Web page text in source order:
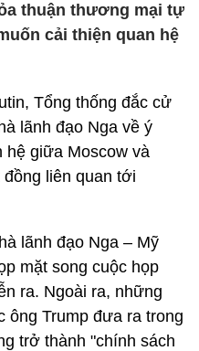
thuận thương mại tự
cải thiện quan hệ
Tổng thống đắc cử
lãnh đạo Nga về ý
hệ giữa Moscow và
liên quan tới
lãnh đạo Nga – Mỹ
mặt song cuộc họp
ra. Ngoài ra, những
ông Trump đưa ra trong
trở thành "chính sách